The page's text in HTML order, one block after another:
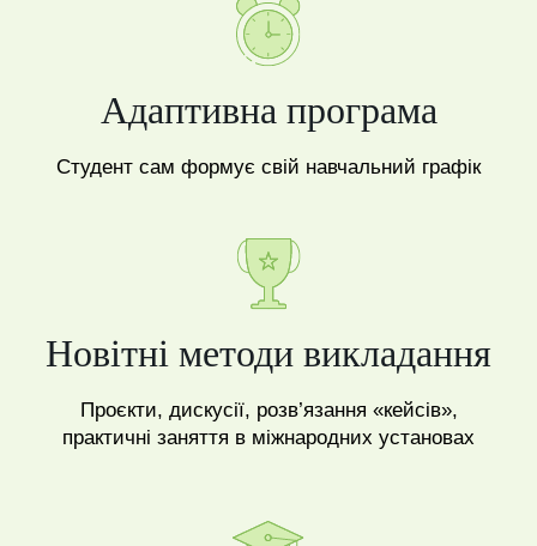
Адаптивна програма
Студент сам формує свій навчальний графік
Новітні методи викладання
Проєкти, дискусії, розв’язання «кейсів»,
практичні заняття в міжнародних установах